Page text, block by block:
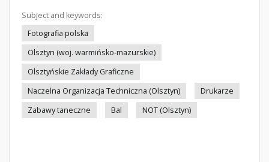
Subject and keywords:
Fotografia polska
Olsztyn (woj. warmińsko-mazurskie)
Olsztyńskie Zakłady Graficzne
Naczelna Organizacja Techniczna (Olsztyn)
Drukarze
Zabawy taneczne
Bal NOT (Olsztyn)